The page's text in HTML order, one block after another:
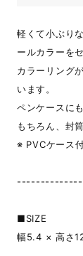
軽くて小ぶり
ールカラーを
カラーリング
います。
ペンケースに
もちろん、封
※ PVCケース
■SIZE
幅5.4 × 高さ